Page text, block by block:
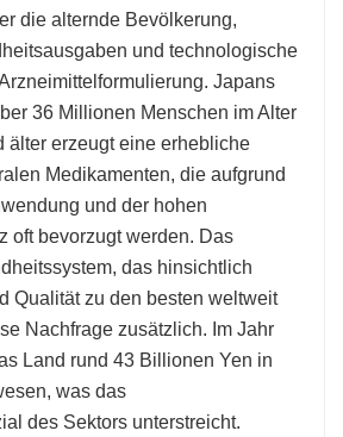
die alternde Bevölkerung,
und technologische
Japans
36 Millionen Menschen im Alter
älter erzeugt eine erhebliche
Medikamenten, die aufgrund
und der hohen
oft bevorzugt werden. Das
das hinsichtlich
Qualität zu den besten weltweit
Nachfrage zusätzlich. Im Jahr
Land rund 43 Billionen Yen in
was das
des Sektors unterstreicht.